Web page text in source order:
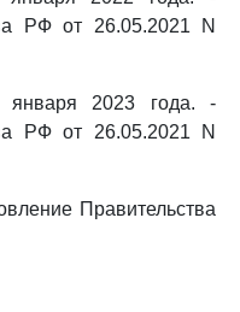
РФ от 26.05.2021 N
2023 года. -
РФ от 26.05.2021 N
Правительства